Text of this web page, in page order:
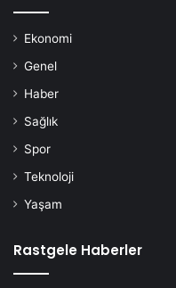
Ekonomi
Genel
Haber
Sağlık
Spor
Teknoloji
Yaşam
Rastgele Haberler